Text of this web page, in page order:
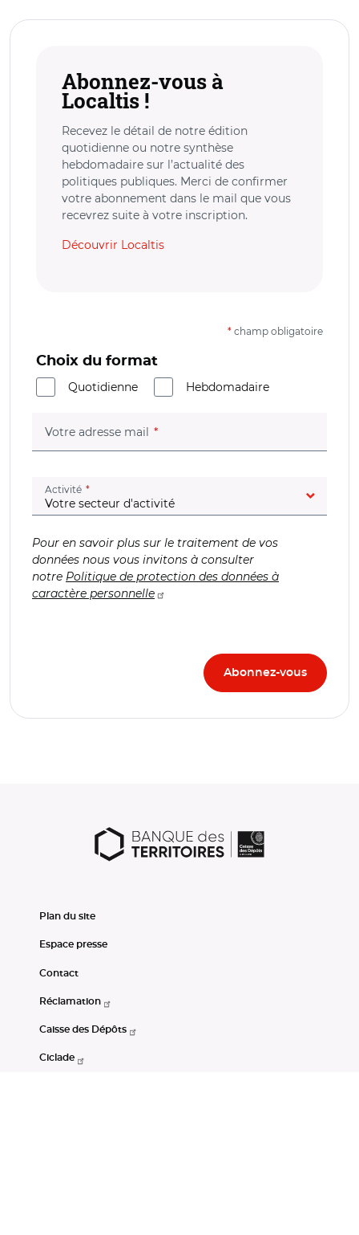
Abonnez-vous à
Localtis !
Recevez le détail de notre édition
quotidienne ou notre synthèse
hebdomadaire sur l’actualité des
politiques publiques. Merci de confirmer
votre abonnement dans le mail que vous
recevrez suite à votre inscription.
Découvrir Localtis
* champ obligatoire
Choix du format
Quotidienne
Hebdomadaire
Votre adresse mail (champ obligatoire)
Activité (champ obligatoire)
Pour en savoir plus sur le traitement de vos
données nous vous invitons à consulter
notre Politique de protection des données à
caractère personnelle
Plan du site
Espace presse
Contact
Réclamation
Caisse des Dépôts
Ciclade